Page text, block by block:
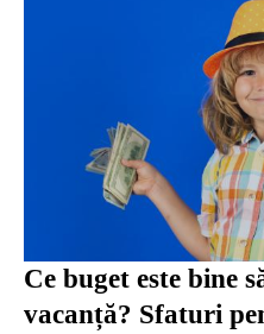
Ce buget este bine
vacanță? Sfaturi